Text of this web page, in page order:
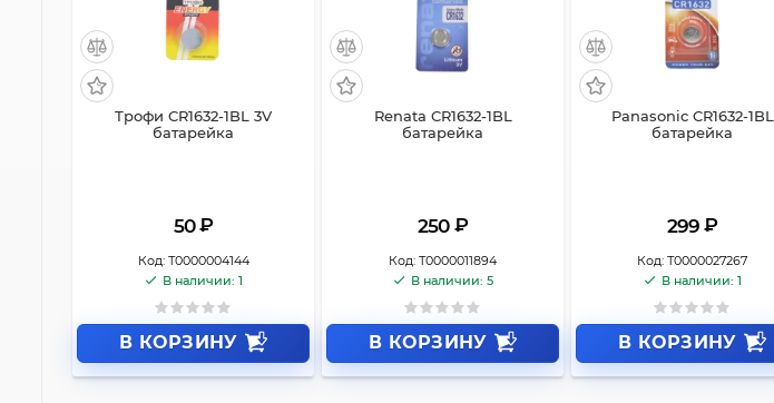
Трофи CR1632-1BL 3V
батарейка
50 ₽
Код: Т0000004144
В наличии: 1
В КОРЗИНУ
Renata CR1632-1BL
батарейка
250 ₽
Код: Т0000011894
В наличии: 5
В КОРЗИНУ
Panasonic CR1632-1BL
батарейка
299 ₽
Код: Т0000027267
В наличии: 1
В КОРЗИНУ